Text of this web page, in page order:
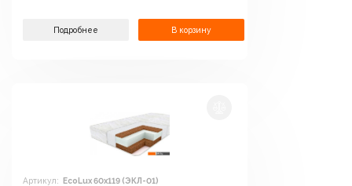
Подробнее В корзину
Артикул: EcoLux 60x119 (ЭКЛ-01)